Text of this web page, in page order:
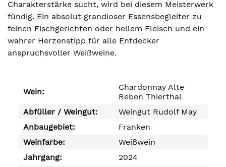
Charakterstärke sucht, wird bei diesem Meisterwerk
fündig. Ein absolut grandioser Essensbegleiter zu
feinen Fischgerichten oder hellem Fleisch und ein
wahrer Herzenstipp für alle Entdecker
anspruchsvoller Weißweine.
Wein:
Chardonnay Alte
Reben Thierthal
Abfüller / Weingut:
Weingut Rudolf May
Anbaugebiet:
Franken
Weinfarbe:
Weißwein
Jahrgang:
2024